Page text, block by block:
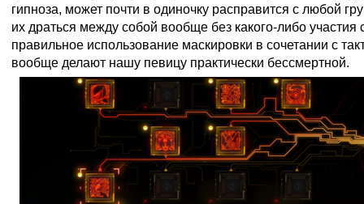
гипноза, может почти в одиночку расправится с любой
их драться между собой вообще без какого-либо
правильное использование маскировки в сочетании с
вообще делают нашу певицу практически бессмертной.